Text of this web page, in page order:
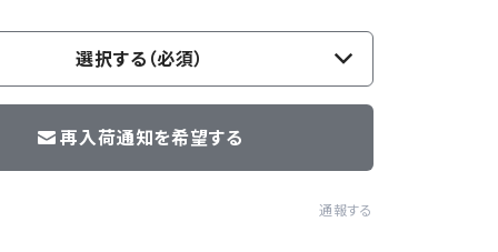
選択する（必須）
再入荷通知を希望する
通報する